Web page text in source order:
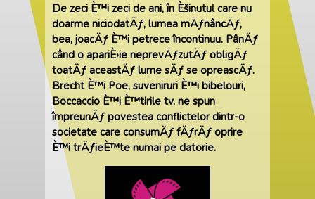
De zeci È™i zeci de ani, în Èšinutul care nu
doarme niciodatÄƒ, lumea mÄƒnâncÄƒ,
bea, joacÄƒ È™i petrece încontinuu. PânÄƒ
când o apariÈ›ie neprevÄƒzutÄƒ obligÄƒ
toatÄƒ aceastÄƒ lume sÄƒ se opreascÄƒ.
Brecht È™i Poe, suveniruri È™i bibelouri,
Boccaccio È™i È™tirile tv, ne spun
împreunÄƒ povestea conflictelor dintr-o
societate care consumÄƒ fÄƒrÄƒ oprire
È™i trÄƒieÈ™te numai pe datorie.